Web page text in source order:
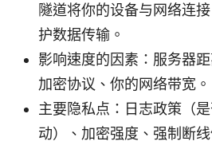
隧道将你的设备与网络连
护数据传输。
影响速度的因素：服务器
加密协议、你的网络带宽。
主要隐私点：日志政策（
动）、加密强度、强制断